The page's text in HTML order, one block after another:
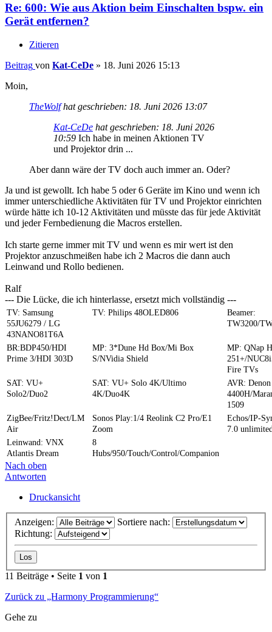
Re: 600: Wie aus Aktion beim Einschalten bspw. ein
Gerät entfernen?
Zitieren
Beitrag von Kat-CeDe » 18. Juni 2026 15:13
Moin,
TheWolfhat geschrieben: 18. Juni 2026 13:07
Kat-CeDe hat geschrieben: 18. Juni 2026
10:59 Ich habe in meinen Aktionen TV
und Projektor drin ...
Aber dann wäre der TV doch auch immer an. Oder?
Ja und ist gewollt. Ich habe 5 oder 6 Geräte im Kino und wenn ich
immer unterschiedliche Aktivitäten für TV und Projektor einrichten
würde hätte ich 10-12 Aktivitäten und müsste das für jede Aktivität
und jeder Fernbedienung die Macros erstellen.
Ich starte gerne immer mit TV und wenn es mir wert ist den
Projektor anzuschmeißen habe ich 2 Macros die dann auch
Leinwand und Rollo bedienen.
Ralf
--- Die Lücke, die ich hinterlasse, ersetzt mich vollständig ---
TV: Samsung
55JU6279 / LG
43NANO81T6A
TV: Philips 48OLED806
Beamer:
TW3200/
BR:BDP450/HDI
Prime 3/HDI 303D
MP: 3*Dune Hd Box/Mi Box
S/NVidia Shield
MP: QNap
251+/
Fire TVs
SAT: VU+
Solo2/Duo2
SAT: VU+ Solo 4K/Ultimo
4K/Duo4K
AVR: Denon
4400H/
1509
ZigBee/Fritz!Dect/LM
Air
Sonos Play:1/4 Reolink C2 Pro/E1
Zoom
Echos/IP-
7.0
Leinwand: VNX
Atlantis Dream
8
Hubs/950/Touch/Control/Companion
Nach oben
Antworten
Druckansicht
Anzeigen:
Sortiere nach:
Richtung:
11 Beiträge • Seite 1 von 1
Zurück zu „Harmony Programmierung“
Gehe zu